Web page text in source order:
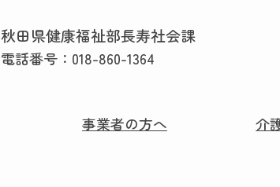
秋田県健康福祉部長寿社会課
電話番号： 018-860-1364
事業者の方へ 介